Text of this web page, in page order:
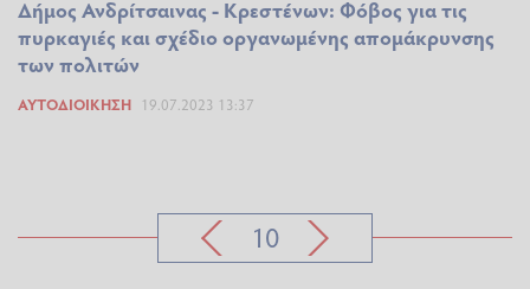
Δήμος Ανδρίτσαινας - Κρεστένων: Φόβος για τις
πυρκαγιές και σχέδιο οργανωμένης απομάκρυνσης
των πολιτών
ΑΥΤΟΔΙΟΊΚΗΣΗ 19.07.2023 13:37
10